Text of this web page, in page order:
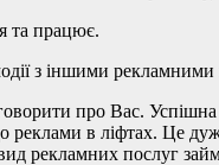
та працює.
з іншими
про Вас.
реклами в ліфтах. Це
рекламних послуг